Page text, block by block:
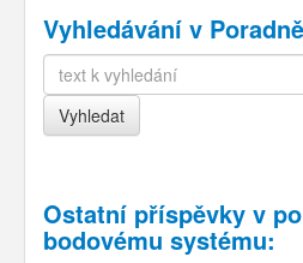
Vyhledávání v Poradně
Ostatní příspěvky v
bodovému systému: